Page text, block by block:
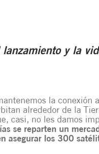
y la
la conexión
alrededor de la
casi, no les damos
se reparten un
asegurar los 300